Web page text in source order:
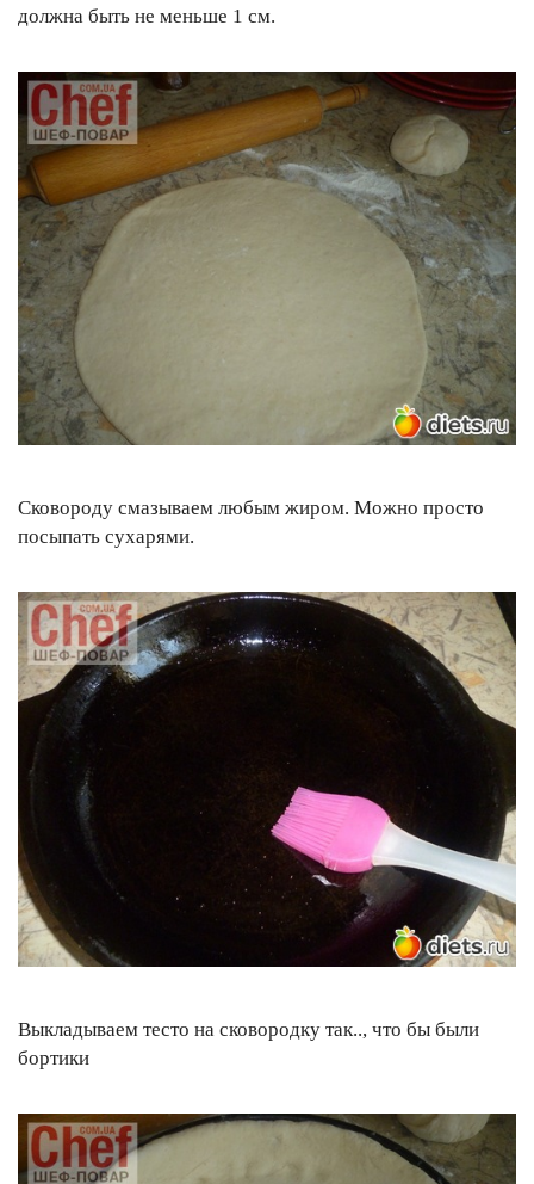
должна быть не меньше 1 см.
Сковороду смазываем любым жиром. Можно просто
посыпать сухарями.
Выкладываем тесто на сковородку так.., что бы были
бортики